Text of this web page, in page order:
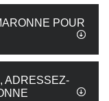
POUR
ADRESSEZ-